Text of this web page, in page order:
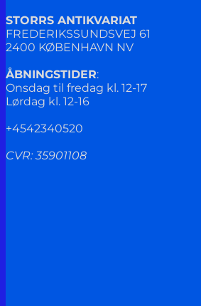
STORRS ANTIKVARIAT
FREDERIKSSUNDSVEJ 61
2400 KØBENHAVN NV
ÅBNINGSTIDER:
Onsdag til fredag kl. 12-17
Lørdag kl. 12-16
+4542340520
CVR: 35901108